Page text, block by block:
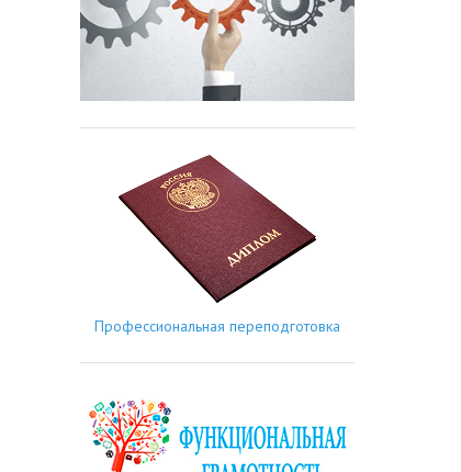
Профессиональная переподготовка